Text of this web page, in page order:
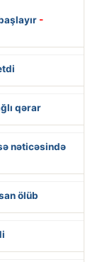
-
qərar
nəticəsində
ölüb